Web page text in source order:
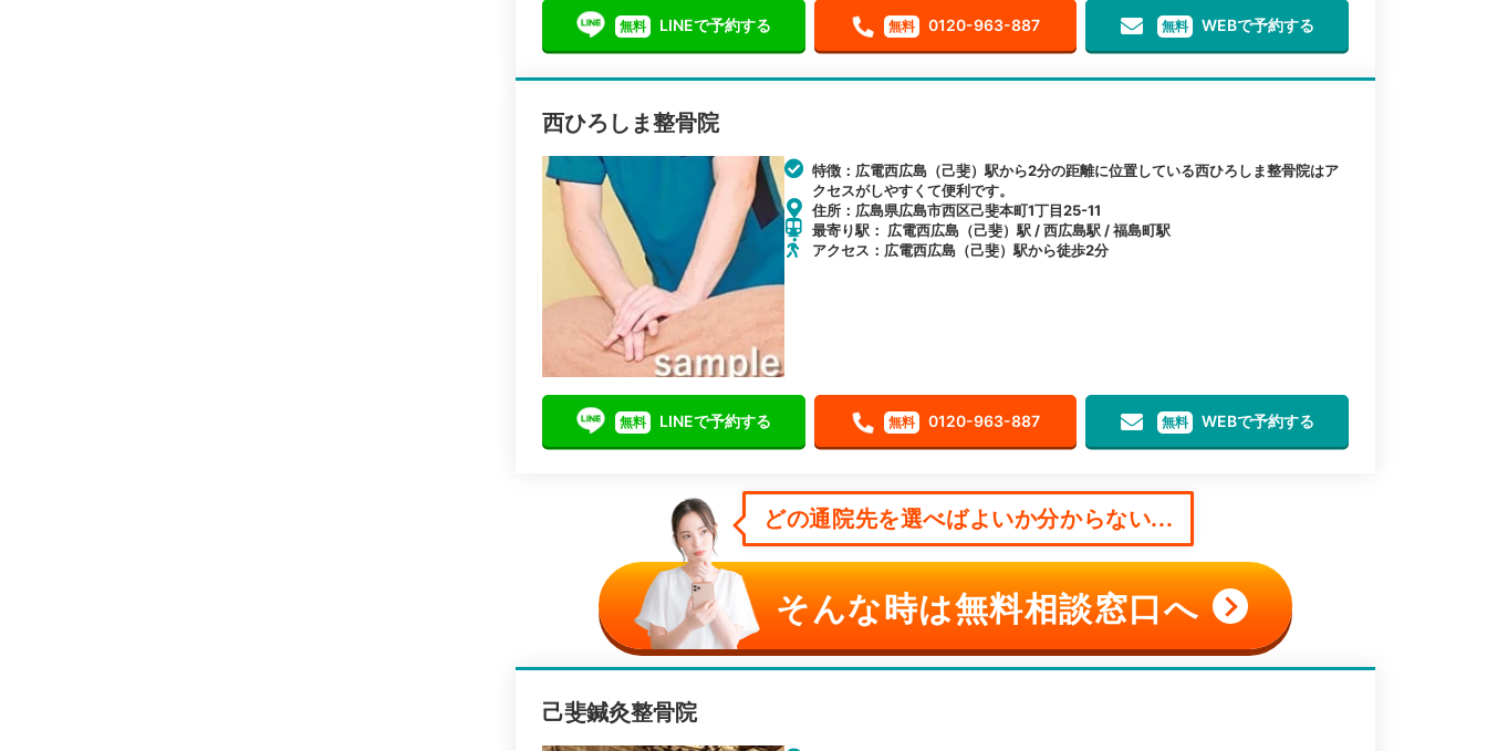
無料 LINEで予約する 無料 0120-963-887 無料 WEBで予約する
西ひろしま整骨院
特徴：広電西広島（己斐）駅から2分の距離に位置している西ひろしま整骨院はア
クセスがしやすくて便利です。
住所：広島県広島市西区己斐本町1丁目25-11
最寄り駅： 広電西広島（己斐）駅 / 西広島駅 / 福島町駅
アクセス：広電西広島（己斐）駅から徒歩2分
無料 LINEで予約する 無料 0120-963-887 無料 WEBで予約する
どの通院先を選べばよいか分からない...
そんな時は無料相談窓口へ
己斐鍼灸整骨院